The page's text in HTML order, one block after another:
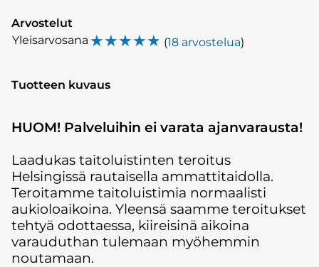
Arvostelut
Yleisarvosana ☆☆☆☆☆ (18 arvostelua)
Tuotteen kuvaus
HUOM! Palveluihin ei varata ajanvarausta!
Laadukas taitoluistinten teroitus
Helsingissä rautaisella ammattitaidolla.
Teroitamme taitoluistimia normaalisti
aukioloaikoina. Yleensä saamme teroitukset
tehtyä odottaessa, kiireisinä aikoina
varauduthan tulemaan myöhemmin
noutamaan.